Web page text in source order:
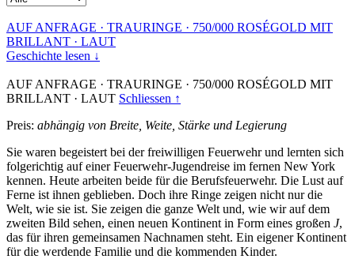
AUF ANFRAGE · TRAURINGE · 750/000 ROSÉGOLD MIT
BRILLANT · LAUT
Geschichte lesen ↓
AUF ANFRAGE · TRAURINGE · 750/000 ROSÉGOLD MIT
BRILLANT · LAUT Schliessen ↑
Preis: abhängig von Breite, Weite, Stärke und Legierung
Sie waren begeistert bei der freiwilligen Feuerwehr und lernten sich
folgerichtig auf einer Feuerwehr-Jugendreise im fernen New York
kennen. Heute arbeiten beide für die Berufsfeuerwehr. Die Lust auf
Ferne ist ihnen geblieben. Doch ihre Ringe zeigen nicht nur die
Welt, wie sie ist. Sie zeigen die ganze Welt und, wie wir auf dem
zweiten Bild sehen, einen neuen Kontinent in Form eines großen J,
das für ihren gemeinsamen Nachnamen steht. Ein eigener Kontinent
für die werdende Familie und die kommenden Kinder.